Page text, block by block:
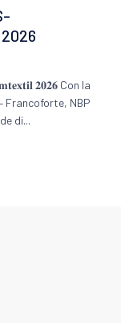
𝟐𝟎𝟐𝟔 Con la
Francoforte, NBP
di...